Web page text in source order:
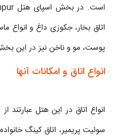
اتاق بخار، جکوزی داغ و انواع
پوست، مو و ناخن نیز در این
انواع اتاق و امکانات آنها
انواع اتاق در این هتل عبارتند
سوئیت پریمیر، اتاق کینگ